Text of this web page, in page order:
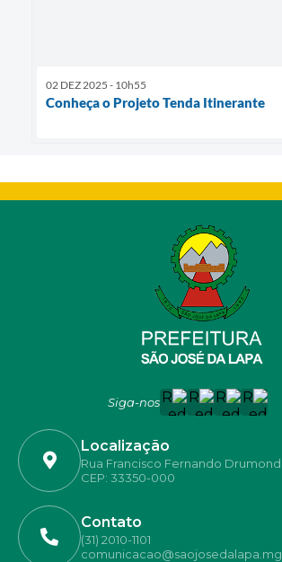
02 DEZ 2025 - 10h55
Conheça o Projeto Tenda Itinerante
Siga-nos
Localização
Rua Francisco Fernando
CEP: 33350-000
Contato
(31) 2010-1101